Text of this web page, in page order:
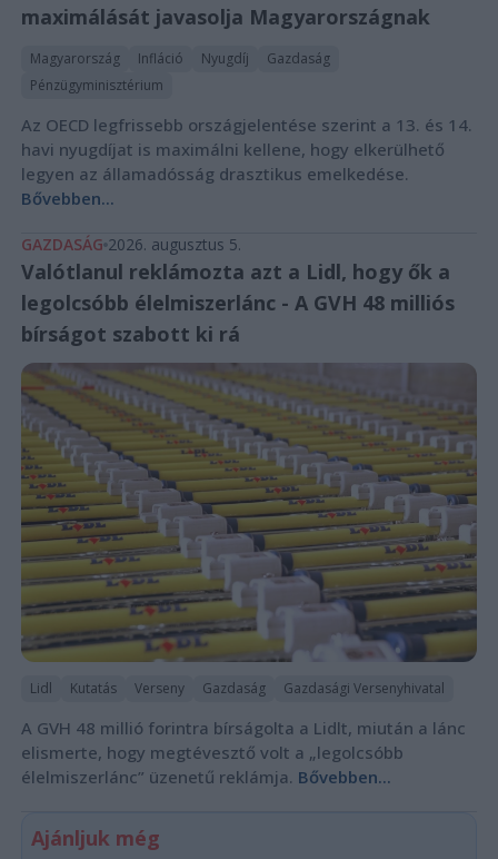
maximálását javasolja Magyarországnak
Magyarország Infláció Nyugdíj
Gazdaság
Pénzügyminisztérium
Az OECD legfrissebb országjelentése szerint a 13. és 14.
havi nyugdíjat is maximálni kellene, hogy elkerülhető
legyen az államadósság drasztikus emelkedése.
Bővebben...
GAZDASÁG 2026. augusztus 5.
Valótlanul reklámozta azt a Lidl, hogy ők a
legolcsóbb élelmiszerlánc - A GVH 48 milliós
bírságot szabott ki rá
Lidl Kutatás Verseny Gazdaság Gazdasági Versenyhivatal
A GVH 48 millió forintra bírságolta a Lidlt, miután a lánc
elismerte, hogy megtévesztő volt a „legolcsóbb
élelmiszerlánc” üzenetű reklámja. Bővebben...
Ajánljuk még